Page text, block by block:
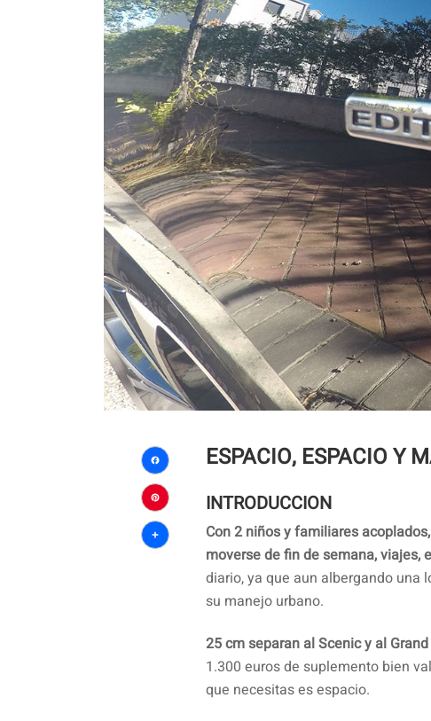
Facebook
Pinterest
Compartir
ESPACIO, ESPACIO Y
INTRODUCCION
Con 2 niños y familiares
moverse de fin de semana, viajes,
diario, ya que aun albergando una
su manejo urbano.
25 cm separan al Scenic y al
1.300 euros de suplemento bien
que necesitas es espacio.